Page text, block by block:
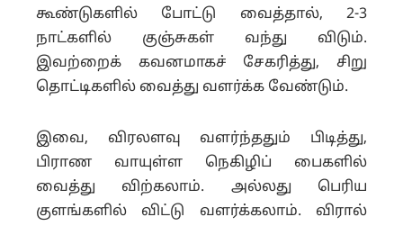
கூண்டுகளில் போட்டு வைத்தால், 2-3
நாட்களில் குஞ்சுகள் வந்து விடும்.
இவற்றைக் கவனமாகச் சேகரித்து, சிறு
தொட்டிகளில் வைத்து வளர்க்க வேண்டும்.
இவை, விரலளவு வளர்ந்ததும் பிடித்து,
பிராண வாயுள்ள நெகிழிப் பைகளில்
வைத்து விற்கலாம். அல்லது பெரிய
குளங்களில் விட்டு வளர்க்கலாம். விரால்